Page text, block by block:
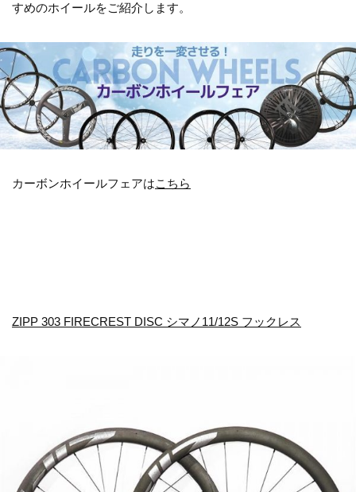
すめのホイールをご紹介します。
カーボンホイールフェアはこちら
ZIPP 303 FIRECREST DISC シマノ11/12S フックレス